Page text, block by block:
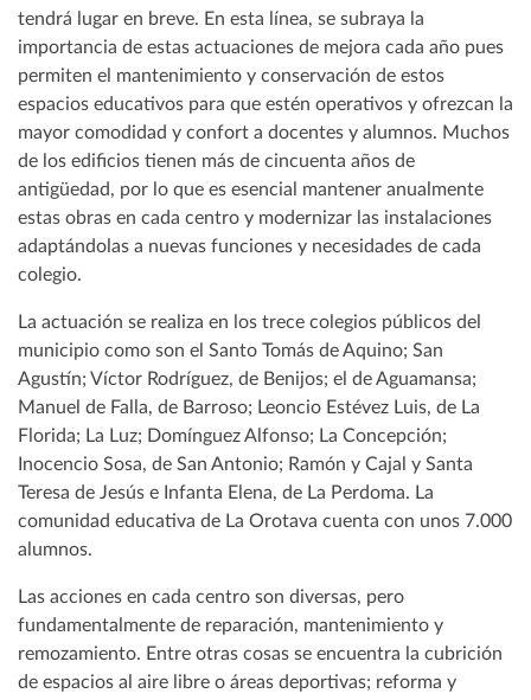
tendrá lugar en breve. En esta línea, se subraya la
importancia de estas actuaciones de mejora cada año pues
permiten el mantenimiento y conservación de estos
espacios educativos para que estén operativos y ofrezcan la
mayor comodidad y confort a docentes y alumnos. Muchos
de los edificios tienen más de cincuenta años de
antigüedad, por lo que es esencial mantener anualmente
estas obras en cada centro y modernizar las instalaciones
adaptándolas a nuevas funciones y necesidades de cada
colegio.
La actuación se realiza en los trece colegios públicos del
municipio como son el Santo Tomás de Aquino; San
Agustín; Víctor Rodríguez, de Benijos; el de Aguamansa;
Manuel de Falla, de Barroso; Leoncio Estévez Luis, de La
Florida; La Luz; Domínguez Alfonso; La Concepción;
Inocencio Sosa, de San Antonio; Ramón y Cajal y Santa
Teresa de Jesús e Infanta Elena, de La Perdoma. La
comunidad educativa de La Orotava cuenta con unos 7.000
alumnos.
Las acciones en cada centro son diversas, pero
fundamentalmente de reparación, mantenimiento y
remozamiento. Entre otras cosas se encuentra la cubrición
de espacios al aire libre o áreas deportivas; reforma y